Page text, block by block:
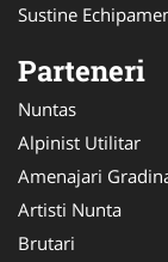
Sustine
Parteneri
Nuntas
Alpinist Utilitar
Amenajari
Artisti Nunta
Brutari